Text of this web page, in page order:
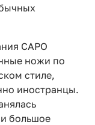
САРО
ножи по
стиле,
иностранцы.
большое